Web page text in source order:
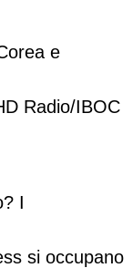
e
Radio/IBOC
I
si occupano